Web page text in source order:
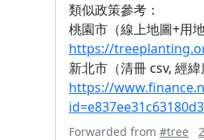
類似政策參考：
桃園市（線上地圖+用地
https://
新北市（清冊 csv, 經緯
https://
id=e837ee31c63180d3
Forwarded from #tree